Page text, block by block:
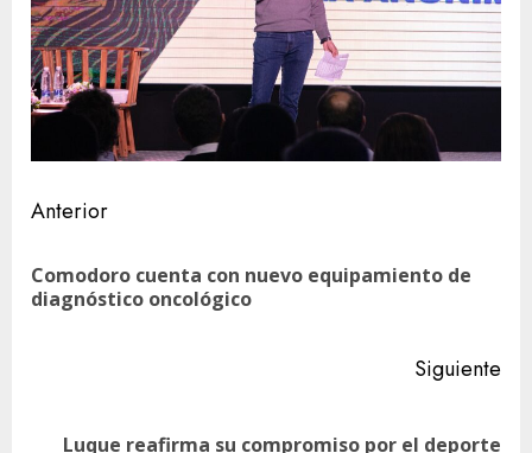
Navegación
de
entradas
Anterior
Comodoro cuenta con nuevo equipamiento de
diagnóstico oncológico
Siguiente
Siguiente
Luque reafirma su compromiso por el deporte